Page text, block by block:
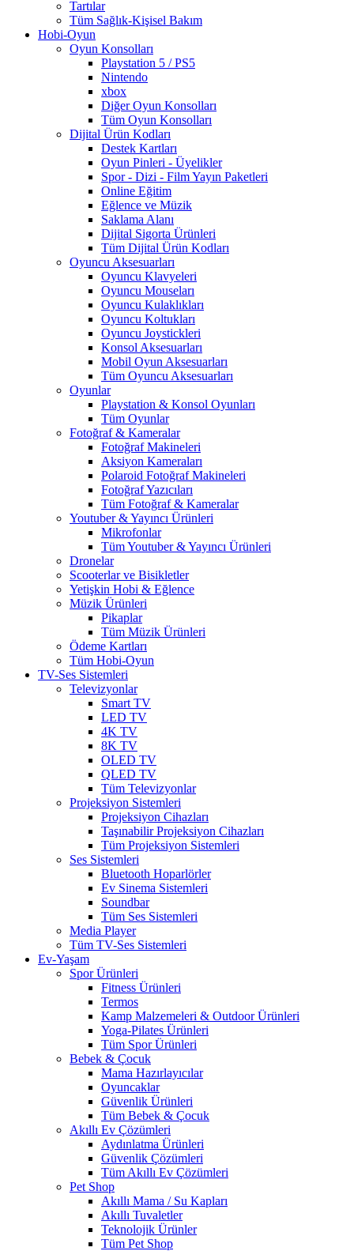
Tartılar
Tüm Sağlık-Kişisel Bakım
Hobi-Oyun
Oyun Konsolları
Playstation 5 / PS5
Nintendo
xbox
Diğer Oyun Konsolları
Tüm Oyun Konsolları
Dijital Ürün Kodları
Destek Kartları
Oyun Pinleri - Üyelikler
Spor - Dizi - Film Yayın Paketleri
Online Eğitim
Eğlence ve Müzik
Saklama Alanı
Dijital Sigorta Ürünleri
Tüm Dijital Ürün Kodları
Oyuncu Aksesuarları
Oyuncu Klavyeleri
Oyuncu Mouseları
Oyuncu Kulaklıkları
Oyuncu Koltukları
Oyuncu Joystickleri
Konsol Aksesuarları
Mobil Oyun Aksesuarları
Tüm Oyuncu Aksesuarları
Oyunlar
Playstation & Konsol Oyunları
Tüm Oyunlar
Fotoğraf & Kameralar
Fotoğraf Makineleri
Aksiyon Kameraları
Polaroid Fotoğraf Makineleri
Fotoğraf Yazıcıları
Tüm Fotoğraf & Kameralar
Youtuber & Yayıncı Ürünleri
Mikrofonlar
Tüm Youtuber & Yayıncı Ürünleri
Dronelar
Scooterlar ve Bisikletler
Yetişkin Hobi & Eğlence
Müzik Ürünleri
Pikaplar
Tüm Müzik Ürünleri
Ödeme Kartları
Tüm Hobi-Oyun
TV-Ses Sistemleri
Televizyonlar
Smart TV
LED TV
4K TV
8K TV
OLED TV
QLED TV
Tüm Televizyonlar
Projeksiyon Sistemleri
Projeksiyon Cihazları
Taşınabilir Projeksiyon Cihazları
Tüm Projeksiyon Sistemleri
Ses Sistemleri
Bluetooth Hoparlörler
Ev Sinema Sistemleri
Soundbar
Tüm Ses Sistemleri
Media Player
Tüm TV-Ses Sistemleri
Ev-Yaşam
Spor Ürünleri
Fitness Ürünleri
Termos
Kamp Malzemeleri & Outdoor Ürünleri
Yoga-Pilates Ürünleri
Tüm Spor Ürünleri
Bebek & Çocuk
Mama Hazırlayıcılar
Oyuncaklar
Güvenlik Ürünleri
Tüm Bebek & Çocuk
Akıllı Ev Çözümleri
Aydınlatma Ürünleri
Güvenlik Çözümleri
Tüm Akıllı Ev Çözümleri
Pet Shop
Akıllı Mama / Su Kapları
Akıllı Tuvaletler
Teknolojik Ürünler
Tüm Pet Shop